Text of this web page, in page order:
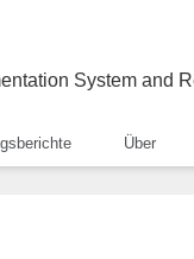
System and
Über